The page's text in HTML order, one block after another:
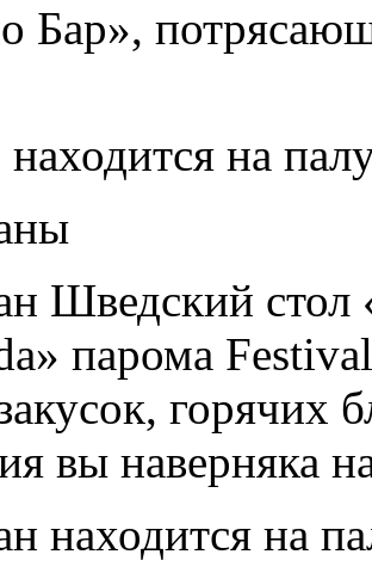
Бар»,
на
Шведский стол
парома
горячих
вы наверняка
находится на